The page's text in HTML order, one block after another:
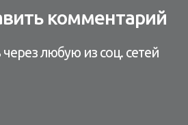
комментарий
любую из соц. сетей